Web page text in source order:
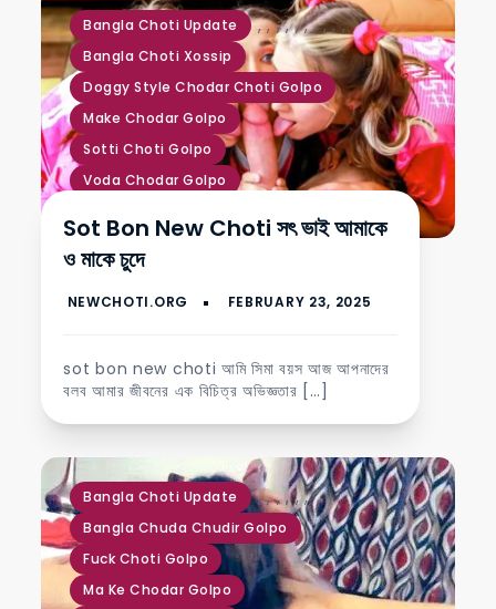
Bangla Choti Update ,
Bangla Choti Xossip
,
Doggy Style Chodar Choti Golpo
,
Make Chodar Golpo
,
Sotti Choti Golpo
,
Voda Chodar Golpo
,,,
মা মেয়েকে চোদার গল্প
,
সৎ ভাই বোন চুদাচুদি
,
সৎ মা চোদার চটি কাহিনী
Sot Bon New Choti সৎ ভাই আমাকে
ও মাকে চুদে
sot bon new choti আমি সিমা বয়স আজ আপনাদের
বলব আমার জীবনের এক বিচিত্র অভিজ্ঞতার […]
Bangla Choti Update ,
Bangla Chuda Chudir Golpo
,
Fuck Choti Golpo
,
Ma Ke Chodar Golpo
,,,